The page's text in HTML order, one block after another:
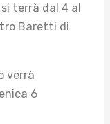
si terrà dal 4 al
Baretti di
verrà
6